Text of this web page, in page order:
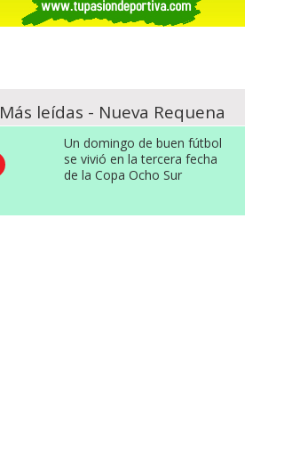
Más leídas - Nueva Requena
Un domingo de buen fútbol
se vivió en la tercera fecha
de la Copa Ocho Sur